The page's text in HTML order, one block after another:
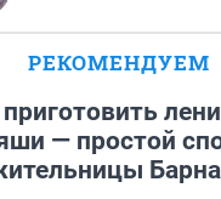
РЕКОМЕНДУЕМ
— простой